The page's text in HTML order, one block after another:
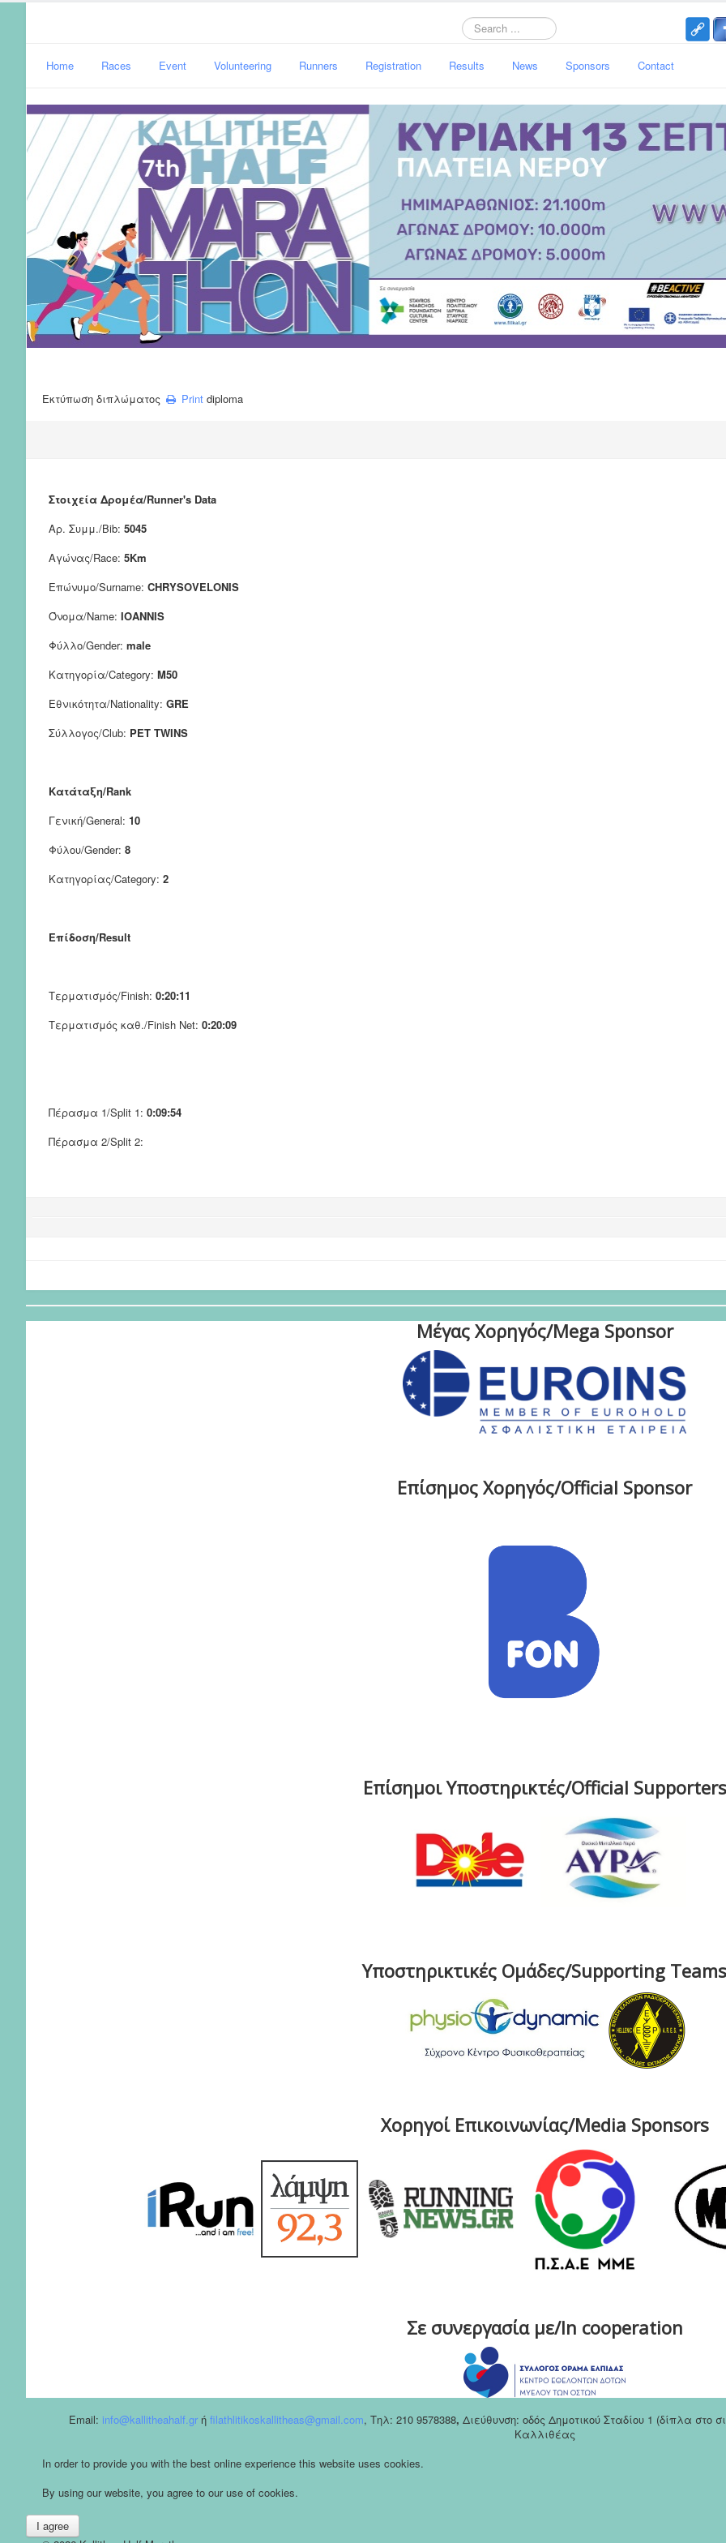
Search
Home Races Event Volunteering Runners Registration Results News Sponsors Contact
Εκτύπωση διπλώματος Print diploma
Στοιχεία Δρομέα/Runner's Data
Αρ. Συμμ./Bib: 5045
Αγώνας/Race: 5Km
Επώνυμο/Surname: CHRYSOVELONIS
Όνομα/Name: IOANNIS
Φύλλο/Gender: male
Κατηγορία/Category: M50
Εθνικότητα/Nationality: GRE
Σύλλογος/Club: PET TWINS
Κατάταξη/Rank
Γενική/General: 10
Φύλου/Gender: 8
Κατηγορίας/Category: 2
Επίδοση/Result
Τερματισμός/Finish: 0:20:11
Τερματισμός καθ./Finish Net: 0:20:09
Πέρασμα 1/Split 1: 0:09:54
Πέρασμα 2/Split 2:
Μέγας Χορηγός/Mega Sponsor
Επίσημος Χορηγός/Official Sponsor
Επίσημοι Υποστηρικτές/Official Supporters
Υποστηρικτικές Ομάδες/Supporting Teams
Χορηγοί Επικοινωνίας/Media Sponsors
Σε συνεργασία με/In cooperation
Email: info@kallitheahalf.gr ή filathlitikoskallitheas@gmail.com, Tηλ: 210 9578388, Διεύθυνση: οδός Δημοτικού Σταδίου 1 (δίπλα
Καλλιθέας
In order to provide you with the best online experience this website uses cookies.
By using our website, you agree to our use of cookies.
I agree